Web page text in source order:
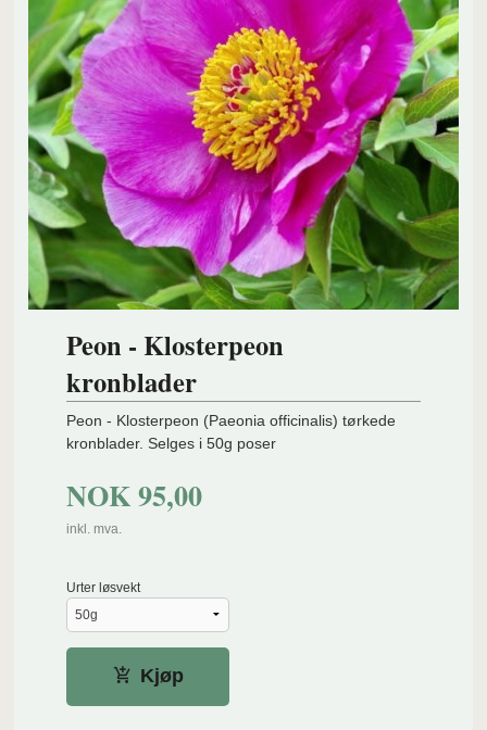
Peon - Klosterpeon
kronblader
Peon - Klosterpeon (Paeonia officinalis) tørkede
kronblader. Selges i 50g poser
NOK95,00
inkl. mva.
Urter løsvekt
Kjøp